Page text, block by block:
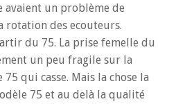
un problème de
rotation des ecouteurs.
du 75. La prise femelle du
un peu fragile sur la
qui casse. Mais la chose la
75 et au delà la qualité